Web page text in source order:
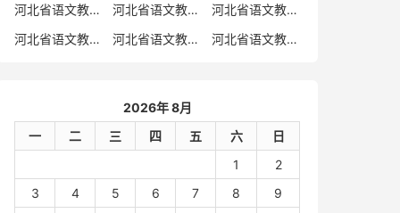
河北省语文教师招聘
河北省语文教师招聘考试真题
河北省语文教师招聘考试真题卷
河北省语文教师编制考试真题
河北省语文教师编制考试真题卷 河北省语文教师考试
2026年 8月
一
二 三 四 五 六
日
1
2
3
4 5 6 7 8
9